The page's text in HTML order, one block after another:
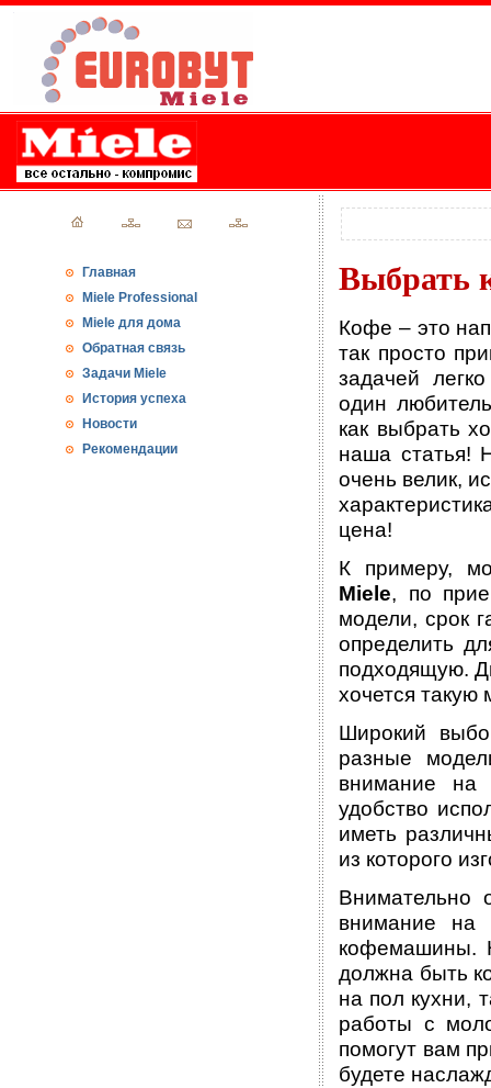
Главная
Miele Professional
Miele для дома
Обратная связь
Задачи Miele
История успеха
Новости
Рекомендации
Выбрать
Кофе – это
так просто
задачей
один
как выбрать
наша статья!
очень велик,
цена!
К примеру,
Miele, по
модели, срок
определить
подходящую.
хочется такую
Широкий
разные
внимание на
удобство
иметь
из которого
Внимательно
внимание на
кофемашины.
должна быть
на пол кухни,
работы с
помогут вам
будете